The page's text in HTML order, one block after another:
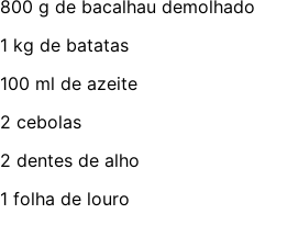
800 g de bacalhau demolhado
1 kg de batatas
100 ml de azeite
2 cebolas
2 dentes de alho
1 folha de louro